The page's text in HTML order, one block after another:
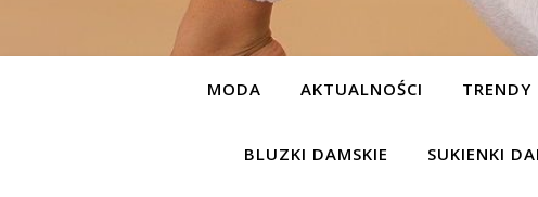
MODA AKTUALNOŚCI TRENDY
BLUZKI DAMSKIE SUKIENKI